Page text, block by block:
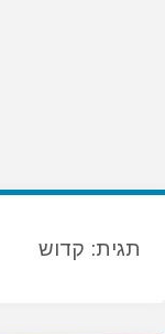
תגית: קדוש